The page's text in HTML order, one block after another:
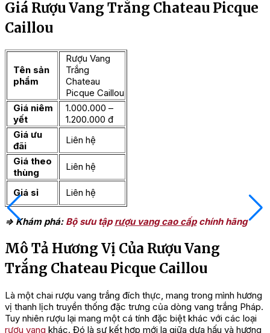
Giá Rượu Vang Trắng Chateau Picque
Caillou
Tên sản
phẩm
Rượu Vang
Trắng
Chateau
Picque Caillou
Giá niêm
yết
1.000.000 –
1.200.000 đ
Giá ưu
đãi
Liên hệ
Giá theo
thùng
Liên hệ
Giá sỉ Liên hệ
=> Khám phá: Bộ sưu tập rượu vang cao cấp chính hãng
Mô Tả Hương Vị Của Rượu Vang
Trắng Chateau Picque Caillou
Là một chai rượu vang trắng đích thực, mang trong mình hương
vị thanh lịch truyền thống đặc trưng của dòng vang trắng Pháp.
Tuy nhiên rượu lại mang một cá tính đặc biệt khác với các loại
rượu vang khác. Đó là sự kết hợp mới lạ giữa dưa hấu và hương